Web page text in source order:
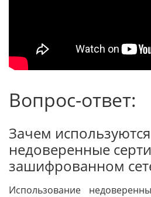
Вопрос-ответ:
Зачем используются
недоверенные
зашифрованном
Использование